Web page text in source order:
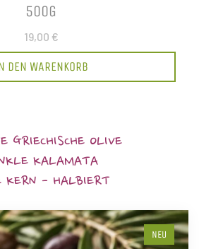
500G
19,00 €
DEN WARENKORB
GRIECHISCHE OLIVE
KALAMATA
KERN - HALBIERT
NEU